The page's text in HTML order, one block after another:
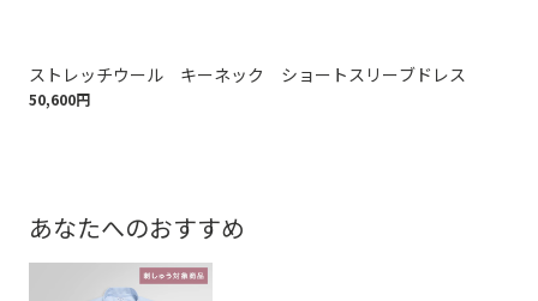
ストレッチウール キーネック ショートスリーブドレス
50,600円
あなたへのおすすめ